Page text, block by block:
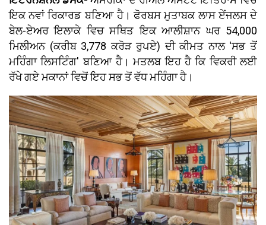
ਇਕ ਨਵਾਂ ਰਿਕਾਰਡ ਬਣਿਆ ਹੈ। ਫੋਰਬਸ ਮੁਤਾਬਕ ਲਾਸ ਏਂਜਲਸ ਦੇ
ਬੇਲ-ਏਅਰ ਇਲਾਕੇ ਵਿਚ ਸਥਿਤ ਇਕ ਆਲੀਸ਼ਾਨ ਘਰ 54,000
ਮਿਲੀਅਨ (ਕਰੀਬ 3,778 ਕਰੋੜ ਰੁਪਏ) ਦੀ ਕੀਮਤ ਨਾਲ 'ਸਭ ਤੋਂ
ਮਹਿੰਗਾ ਲਿਸਟਿੰਗ' ਬਣਿਆ ਹੈ। ਮਤਲਬ ਇਹ ਹੈ ਕਿ ਵਿਕਰੀ ਲਈ
ਰੱਖੇ ਗਏ ਮਕਾਨਾਂ ਵਿਚੋਂ ਇਹ ਸਭ ਤੋਂ ਵੱਧ ਮਹਿੰਗਾ ਹੈ।